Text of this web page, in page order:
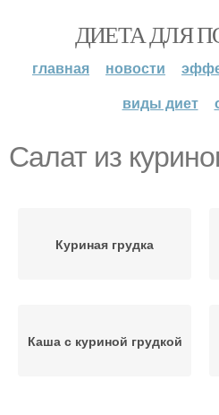
ДИЕТА ДЛЯ
главная новости
виды диет
Салат из
Куриная грудка
Каша с куриной грудкой